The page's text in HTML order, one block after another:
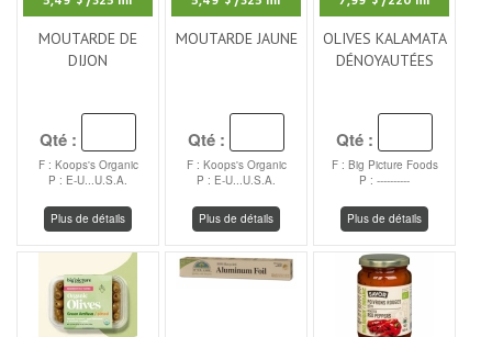
MOUTARDE DE
DIJON
Qté :
F : Koops's Organic
P : E-U...U.S.A.
Plus de détails
MOUTARDE JAUNE
Qté :
F : Koops's Organic
P : E-U...U.S.A.
Plus de détails
OLIVES KALAMATA
DÉNOYAUTÉES
Qté :
F : Big Picture Foods
P : ----------
Plus de détails